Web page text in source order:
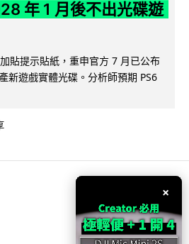
年 1 月後不出光碟遊
貼提示貼紙，重申官方 7 月已公布
新遊戲實體光碟。分析師預期 PS6
×